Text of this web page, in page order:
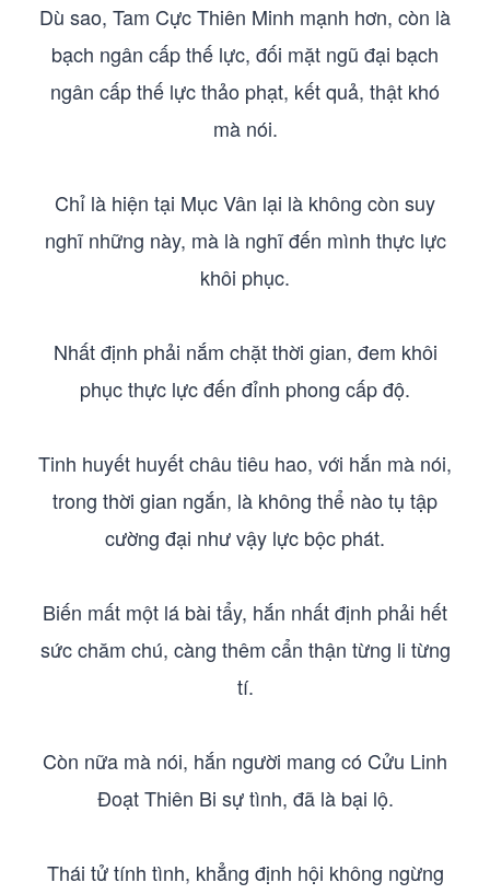
Dù sao, Tam Cực Thiên Minh mạnh hơn, còn là
bạch ngân cấp thế lực, đối mặt ngũ đại bạch
ngân cấp thế lực thảo phạt, kết quả, thật khó
mà nói.
Chỉ là hiện tại Mục Vân lại là không còn suy
nghĩ những này, mà là nghĩ đến mình thực lực
khôi phục.
Nhất định phải nắm chặt thời gian, đem khôi
phục thực lực đến đỉnh phong cấp độ.
Tinh huyết huyết châu tiêu hao, với hắn mà nói,
trong thời gian ngắn, là không thể nào tụ tập
cường đại như vậy lực bộc phát.
Biến mất một lá bài tẩy, hắn nhất định phải hết
sức chăm chú, càng thêm cẩn thận từng li từng
tí.
Còn nữa mà nói, hắn người mang có Cửu Linh
Đoạt Thiên Bi sự tình, đã là bại lộ.
Thái tử tính tình, khẳng định hội không ngừng